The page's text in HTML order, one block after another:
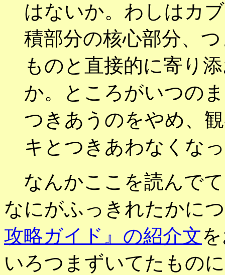
はないか。わしはカ
積部分の核心部分、
ものと直接的に寄り
か。ところがいつの
つきあうのをやめ、
キとつきあわなくな
なんかここを読んで
なにがふっきれたかに
攻略ガイド』の紹介文
いろつまずいてたもの